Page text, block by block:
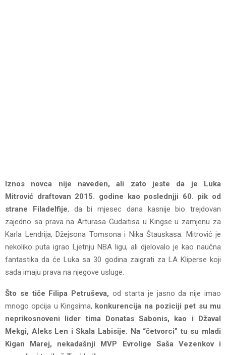
Iznos novca nije naveden, ali zato jeste da je Luka
Mitrović draftovan 2015. godine kao poslednjji 60. pik od
strane Filadelfije, da bi mjesec dana kasnije bio trejdovan
zajedno sa prava na Arturasa Gudaitisa u Kingse u zamjenu za
Karla Lendrija, Džejsona Tomsona i Nika Štauskasa. Mitrović je
nekoliko puta igrao Ljetnju NBA ligu, ali djelovalo je kao naučna
fantastika da će Luka sa 30 godina zaigrati za LA Kliperse koji
sada imaju prava na njegove usluge.
Što se tiče Filipa Petruševa,od starta je jasno da nije imao
mnogo opcija u Kingsima, konkurencija na poziciji pet su mu
neprikosnoveni lider tima Donatas Sabonis, kao i Džaval
Mekgi, Aleks Len i Skala Labisije. Na “četvorci” tu su mladi
Kigan Marej, nekadašnji MVP Evrolige Saša Vezenkov i